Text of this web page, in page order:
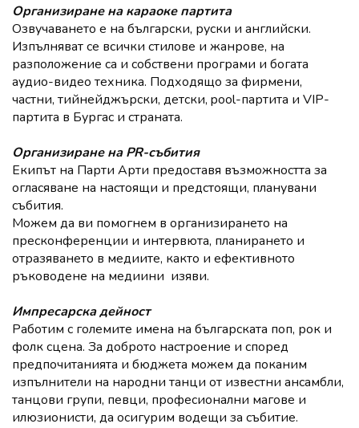
Организиране на караоке партита
Озвучаването е на български, руски и английски.
Изпълняват се всички стилове и жанрове, на
разположение са и собствени програми и богата
аудио-видео техника. Подходящо за фирмени,
частни, тийнейджърски, детски, pool-партита и VIP-
партита в Бургас и страната.
Организиране на PR-събития
Екипът на Парти Арти предоставя възможността за
огласяване на настоящи и предстоящи, планувани
събития.
Можем да ви помогнем в организирането на
пресконференции и интервюта, планирането и
отразяването в медиите, както и ефективното
ръководене на медиини изяви.
Импресарска дейност
Работим с големите имена на българската поп, рок и
фолк сцена. За доброто настроение и според
предпочитанията и бюджета можем да поканим
изпълнители на народни танци от известни ансамбли,
танцови групи, певци, професионални магове и
илюзионисти, да осигурим водещи за събитие.